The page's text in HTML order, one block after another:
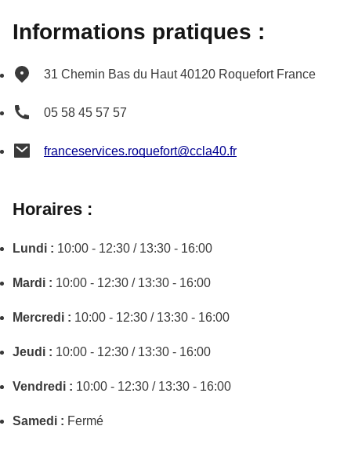
Informations pratiques :
31 Chemin Bas du Haut 40120 Roquefort France
05 58 45 57 57
franceservices.roquefort@ccla40.fr
Horaires :
Lundi : 10:00 - 12:30 / 13:30 - 16:00
Mardi : 10:00 - 12:30 / 13:30 - 16:00
Mercredi : 10:00 - 12:30 / 13:30 - 16:00
Jeudi : 10:00 - 12:30 / 13:30 - 16:00
Vendredi : 10:00 - 12:30 / 13:30 - 16:00
Samedi : Fermé